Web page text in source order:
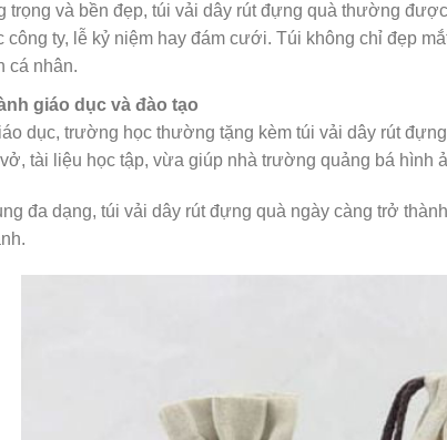
trọng và bền đẹp, túi vải dây rút đựng quà thường
công ty, lễ kỷ niệm hay đám cưới. Túi không chỉ đẹp
cá nhân.
giáo dục và đào tạo
dục, trường học thường tặng kèm túi vải dây rút
tài liệu học tập, vừa giúp nhà trường quảng bá hình
đa dạng, túi vải dây rút đựng quà ngày càng trở thành